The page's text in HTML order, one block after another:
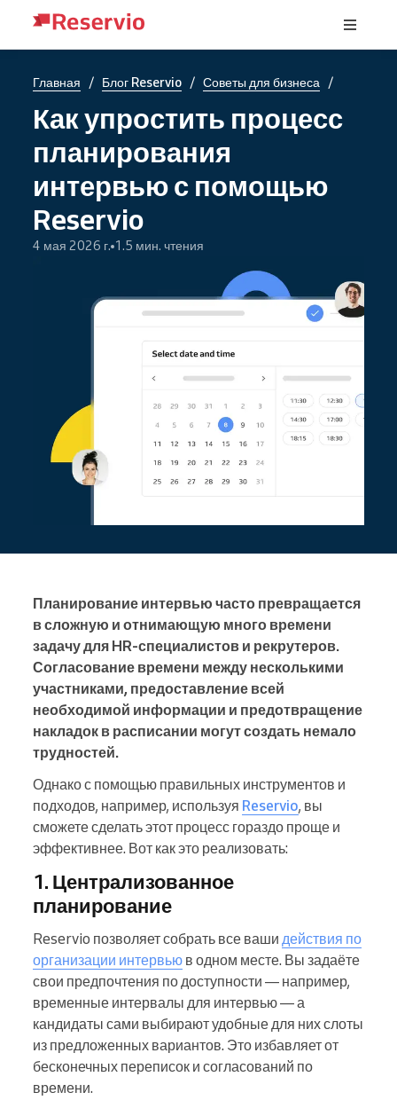
Главная / Блог Reservio / Советы для бизнеса /
Как упростить процесс
планирования
интервью с помощью
Reservio
4 мая 2026 г. 1.5 мин. чтения
Планирование интервью часто превращается
в сложную и отнимающую много времени
задачу для HR-специалистов и рекрутеров.
Согласование времени между несколькими
участниками, предоставление всей
необходимой информации и предотвращение
накладок в расписании могут создать немало
трудностей.
Однако с помощью правильных инструментов и
подходов, например, используя Reservio, вы
сможете сделать этот процесс гораздо проще и
эффективнее. Вот как это реализовать:
1. Централизованное
планирование
Reservio позволяет собрать все ваши действия по
организации интервью в одном месте. Вы задаёте
свои предпочтения по доступности — например,
временные интервалы для интервью — а
кандидаты сами выбирают удобные для них слоты
из предложенных вариантов. Это избавляет от
бесконечных переписок и согласований по
времени.